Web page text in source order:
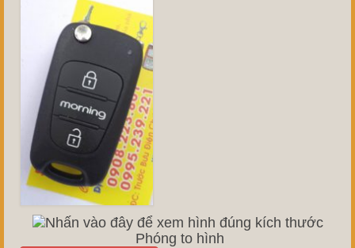
Phóng to hình